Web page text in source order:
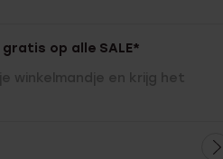
op alle SALE*
winkelmandje en krijg het